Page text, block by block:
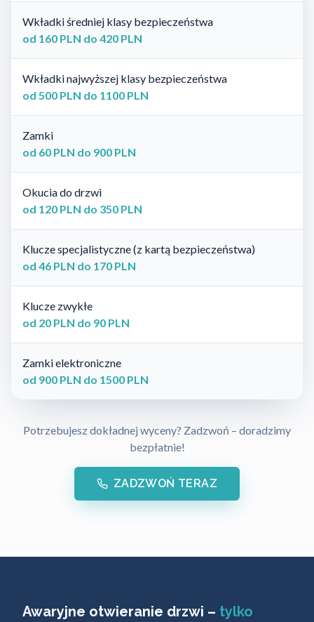
Wkładki średniej klasy bezpieczeństwa
od 160 PLN do 420 PLN
Wkładki najwyższej klasy bezpieczeństwa
od 500 PLN do 1100 PLN
Zamki
od 60 PLN do 900 PLN
Okucia do drzwi
od 120 PLN do 350 PLN
Klucze specjalistyczne (z kartą bezpieczeństwa)
od 46 PLN do 170 PLN
Klucze zwykłe
od 20 PLN do 90 PLN
Zamki elektroniczne
od 900 PLN do 1500 PLN
Potrzebujesz dokładnej wyceny? Zadzwoń – doradzimy
bezpłatnie!
ZADZWOŃ TERAZ
Awaryjne otwieranie drzwi – tylko